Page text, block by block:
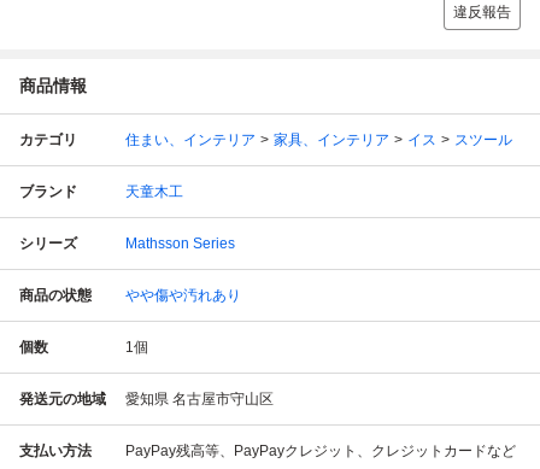
違反報告
商品情報
カテゴリ 住まい、インテリア 家具、インテリア イス スツール
ブランド 天童木工
シリーズ Mathsson Series
商品の状態 やや傷や汚れあり
個数 1個
発送元の地域 愛知県 名古屋市守山区
支払い方法 PayPay残高等、PayPayクレジット、クレジットカードなど